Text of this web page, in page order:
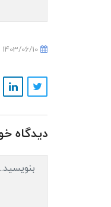
دیدگاه